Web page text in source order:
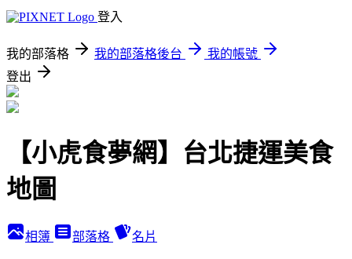
登入
我的部落格 我的部落格後台
我的帳號
登出
【小虎食夢網】台北捷運美食
地圖
相簿 部落格 名片